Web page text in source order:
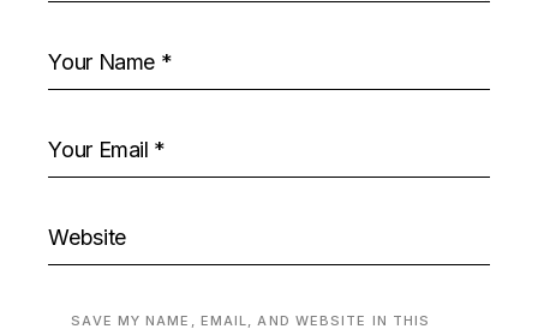
SAVE MY NAME, EMAIL, AND WEBSITE IN THIS